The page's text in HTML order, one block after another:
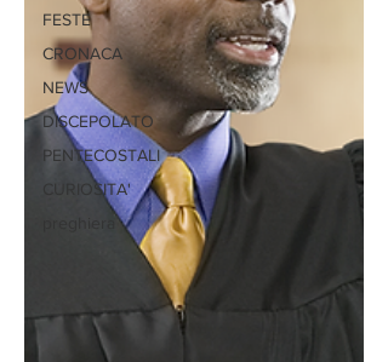
FESTE
CRONACA
NEWS
DISCEPOLATO
PENTECOSTALI
CURIOSITA'